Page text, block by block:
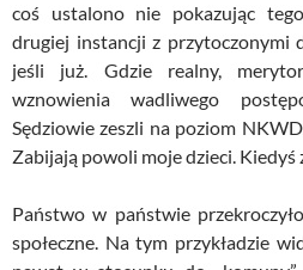
coś ustalono nie pokazując
drugiej instancji z przytoczonymi
jeśli już. Gdzie realny,
wznowienia wadliwego
Sędziowie zeszli na poziom
Zabijają powoli moje dzieci. Kiedyś
Państwo w państwie
społeczne. Na tym przykładzie